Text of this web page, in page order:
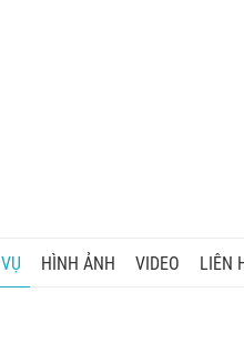
HÌNH ẢNH VIDEO LIÊN